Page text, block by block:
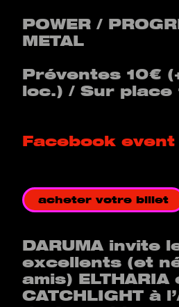
DARUMA invite
excellents (et
amis) ELTHARIA
CATCHLIGHT à
POWER /
METAL
Préventes 10€
loc.) / Sur place
Facebook event
acheter votre billet